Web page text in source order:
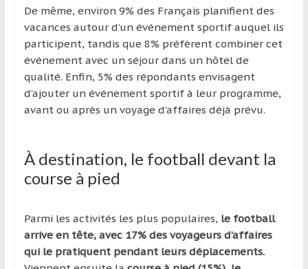
De même, environ 9% des Français planifient des
vacances autour d’un événement sportif auquel ils
participent, tandis que 8% préfèrent combiner cet
événement avec un séjour dans un hôtel de
qualité. Enfin, 5% des répondants envisagent
d’ajouter un événement sportif à leur programme,
avant ou après un voyage d’affaires déjà prévu.
À destination, le football devant la
course à pied
Parmi les activités les plus populaires, le football
arrive en tête, avec 17% des voyageurs d’affaires
qui le pratiquent pendant leurs déplacements.